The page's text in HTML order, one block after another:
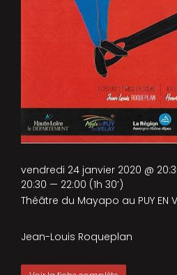
vendredi 24 janvier 2020 @
20:30 — 22:00 (1h 30′)
Théâtre du Mayapo au PUY EN
Jean-Louis Roqueplan